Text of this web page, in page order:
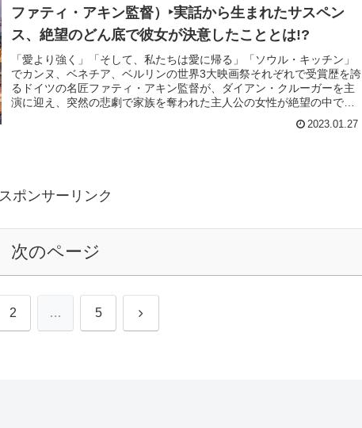
ファティ・アキン監督）‣実話から生まれたサスペン
ス、絶望のどん底で彼女が決意したこととは!?
「愛より強く」「そして、私たちは愛に帰る」「ソウル・キッチン」
でカンヌ、ベネチア、ベルリンの世界3大映画祭それぞれで受賞歴を誇
るドイツの名匠ファティ・アキン監督が、ダイアン・クルーガーを主
演に迎え、突然の悲劇で家族を奪われた主人公の女性が絶望の中で下
2023.01.27
スポンサーリンク
次のページ
2 … 5 次